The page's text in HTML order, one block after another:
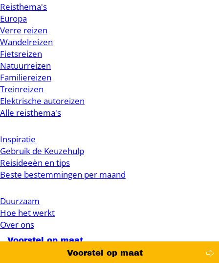
Voorstel op maat
Reisthema's
Europa
Verre reizen
Wandelreizen
Fietsreizen
Natuurreizen
Familiereizen
Treinreizen
Elektrische autoreizen
Alle reisthema's
Inspiratie
Gebruik de Keuzehulp
Reisideeën en tips
Beste bestemmingen per maand
Duurzaam
Hoe het werkt
Over ons
Voorstel op maat